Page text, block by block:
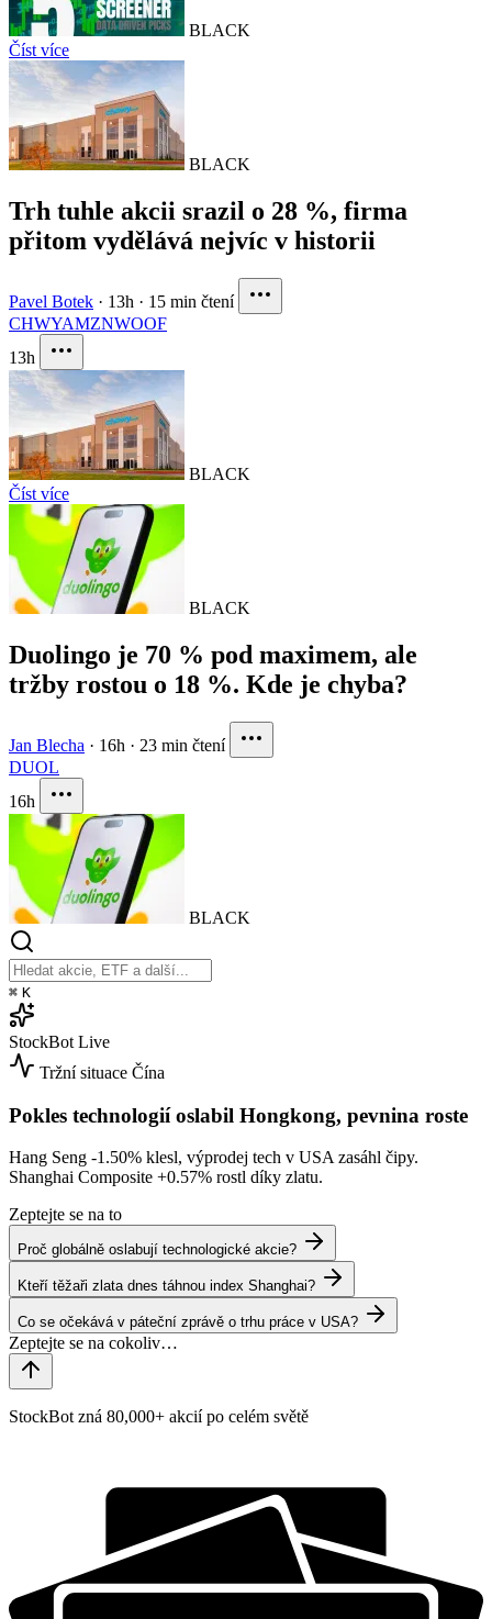
BLACK
Číst více
BLACK
Trh tuhle akcii srazil o 28 %, firma
přitom vydělává nejvíc v historii
Pavel Botek · 13h · 15 min čtení
CHWYAMZNWOOF
13h
BLACK
Číst více
BLACK
Duolingo je 70 % pod maximem, ale
tržby rostou o 18 %. Kde je chyba?
Jan Blecha · 16h · 23 min čtení
DUOL
16h
BLACK
⌘ K
StockBot Live
Tržní situace Čína
Pokles technologií oslabil Hongkong, pevnina roste
Hang Seng -1.50% klesl, výprodej tech v USA zasáhl čipy.
Shanghai Composite +0.57% rostl díky zlatu.
Zeptejte se na to
Proč globálně oslabují technologické akcie?
Kteří těžaři zlata dnes táhnou index Shanghai?
Co se očekává v páteční zprávě o trhu práce v USA?
StockBot zná 80,000+ akcií po celém světě